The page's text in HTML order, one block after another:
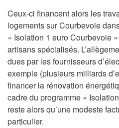
Ceux-ci financent alors les
logements sur Courbevoie
« Isolation 1 euro Courbevoie
artisans spécialisés.
dues par les fournisseurs
exemple (plusieurs milliards
financer la rénovation
cadre du programme «
reste alors qu’une modeste
particulier.